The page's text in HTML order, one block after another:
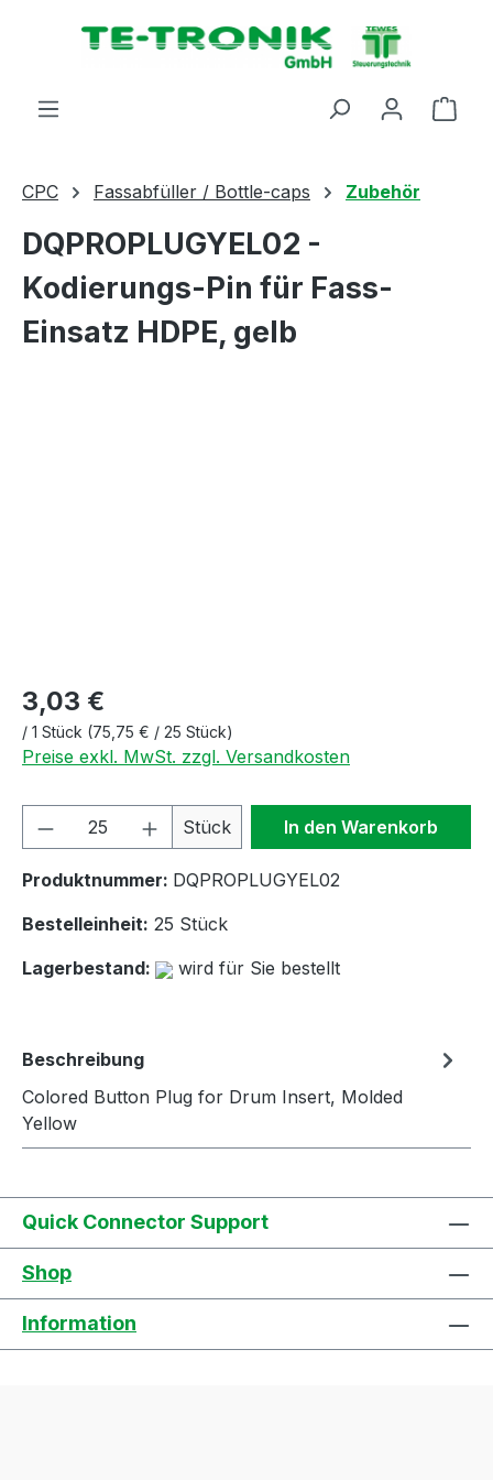
springen
CPC Fassabfüller / Bottle-caps Zubehör
DQPROPLUGYEL02 -
Kodierungs-Pin für Fass-
Einsatz HDPE, gelb
3,03 €
/ 1 Stück (75,75 € / 25 Stück)
Preise exkl. MwSt. zzgl. Versandkosten
Produkt Anzahl: Gib den
Stück In den Warenkorb
Produktnummer: DQPROPLUGYEL02
Bestelleinheit: 25 Stück
Lagerbestand:
wird für Sie bestellt
Beschreibung
Colored Button Plug for Drum Insert, Molded
Yellow
Quick Connector Support
Shop
Information